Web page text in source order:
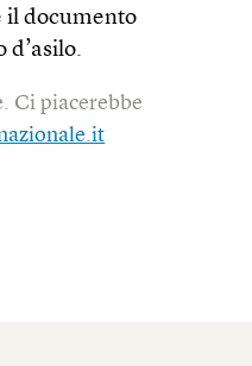
il documento
Ci piacerebbe